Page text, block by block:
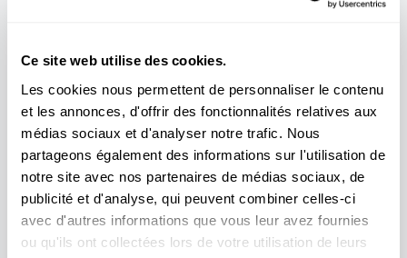
Ce site web utilise des cookies.
Les cookies nous permettent de personnaliser le contenu
et les annonces, d'offrir des fonctionnalités relatives aux
médias sociaux et d'analyser notre trafic. Nous
partageons également des informations sur l'utilisation de
notre site avec nos partenaires de médias sociaux, de
publicité et d'analyse, qui peuvent combiner celles-ci
avec d'autres informations que vous leur avez fournies
ou qu'ils ont collectées lors de votre utilisation de leurs
Tous les événements
11.04
2026
/
31.10
2026
EXPO TEMPORAIRE : Une histoire d'or